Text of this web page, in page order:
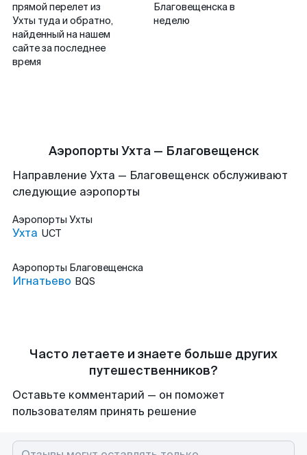
прямой перелет из
Ухты туда и обратно,
найденный на нашем
сайте за последнее
время
Благовещенска в
неделю
Аэропорты Ухта — Благовещенск
Направление Ухта — Благовещенск обслуживают
следующие аэропорты
Аэропорты Ухты
Ухта UCT
Аэропорты Благовещенска
Игнатьево BQS
Часто летаете и знаете больше других
путешественников?
Оставьте комментарий — он поможет
пользователям принять решение